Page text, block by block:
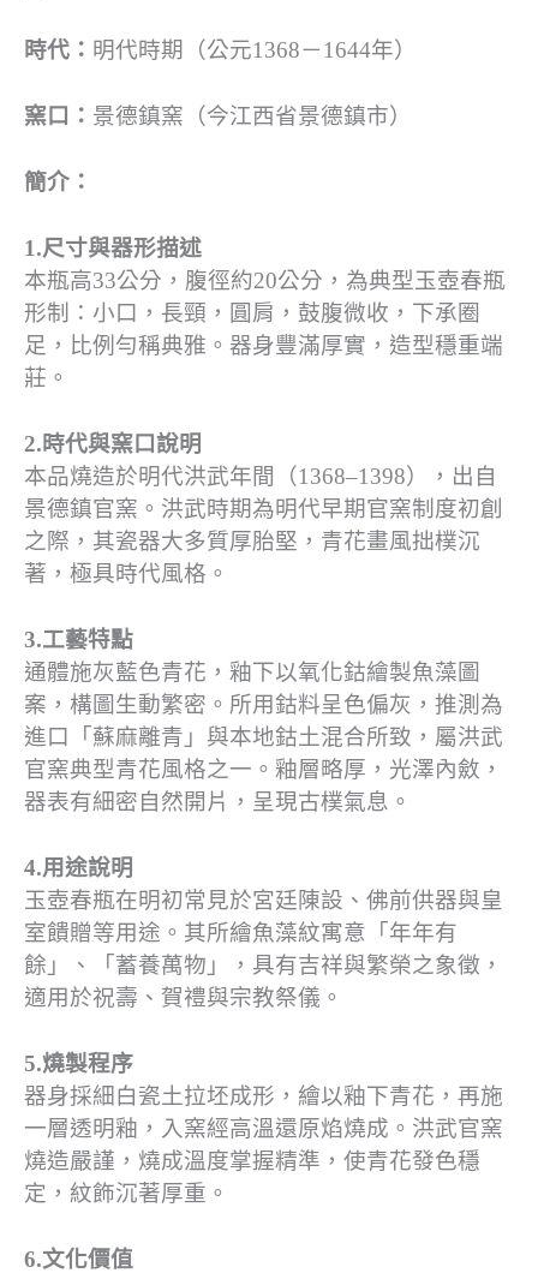
時代： 明代時期（公元1368－1644年）
窯口： 景德鎮窯（今江西省景德鎮市）
簡介：
1.尺寸與器形描述
本瓶高33公分，腹徑約20公分，為典型玉壺春瓶
形制：小口，長頸，圓肩，鼓腹微收，下承圈
足，比例勻稱典雅。器身豐滿厚實，造型穩重端
莊。
2.時代與窯口說明
本品燒造於明代洪武年間（1368–1398），出自
景德鎮官窯。洪武時期為明代早期官窯制度初創
之際，其瓷器大多質厚胎堅，青花畫風拙樸沉
著，極具時代風格。
3.工藝特點
通體施灰藍色青花，釉下以氧化鈷繪製魚藻圖
案，構圖生動繁密。所用鈷料呈色偏灰，推測為
進口「蘇麻離青」與本地鈷土混合所致，屬洪武
官窯典型青花風格之一。釉層略厚，光澤內斂，
器表有細密自然開片，呈現古樸氣息。
4.用途說明
玉壺春瓶在明初常見於宮廷陳設、佛前供器與皇
室饋贈等用途。其所繪魚藻紋寓意「年年有
餘」、「蓄養萬物」，具有吉祥與繁榮之象徵，
適用於祝壽、賀禮與宗教祭儀。
5.燒製程序
器身採細白瓷土拉坯成形，繪以釉下青花，再施
一層透明釉，入窯經高溫還原焰燒成。洪武官窯
燒造嚴謹，燒成溫度掌握精準，使青花發色穩
定，紋飾沉著厚重。
6.文化價值